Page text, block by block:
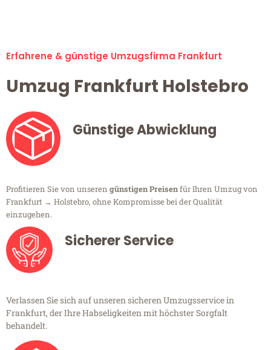
Erfahrene & günstige Umzugsfirma Frankfurt
Umzug Frankfurt Holstebro
Günstige Abwicklung
Profitieren Sie von unseren günstigen Preisenfür Ihren Umzug von
Frankfurt → Holstebro, ohne Kompromisse bei der Qualität
einzugehen.
Sicherer Service
Verlassen Sie sich auf unseren sicheren Umzugsservice in
Frankfurt, der Ihre Habseligkeiten mit höchster Sorgfalt
behandelt.